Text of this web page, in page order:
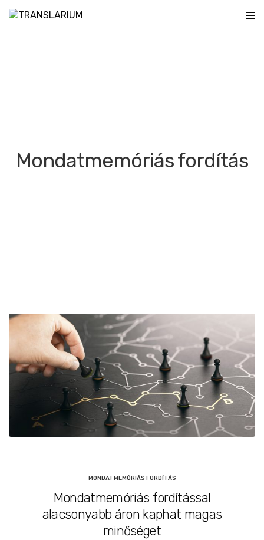
Mondatmemóriás fordítás
MONDATMEMÓRIÁS FORDÍTÁS
Mondatmemóriás fordítással
alacsonyabb áron kaphat magas
minőséget